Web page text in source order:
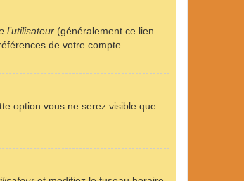
l’utilisateur (généralement ce lien
de votre compte.
option vous ne serez visible que